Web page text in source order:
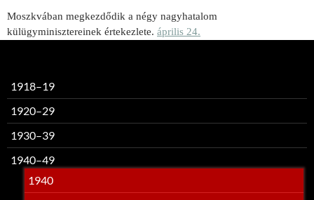
Moszkvában megkezdődik a négy nagyhatalom
külügyminisztereinek értekezlete. április 24.
1918–19
1920–29
1930–39
1940–49
1940